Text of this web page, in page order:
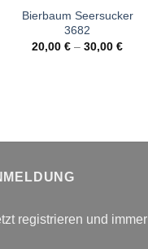
Bierbaum Seersucker
3682
20,00€ –30,00€
registrieren und immer